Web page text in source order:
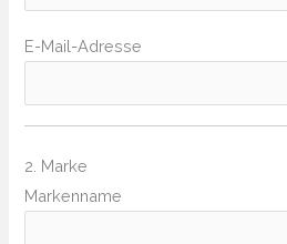
E-Mail-Adresse
2. Marke
Markenname